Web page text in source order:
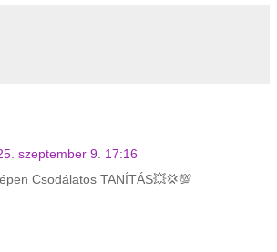
szeptember 9. 17:16
Csodálatos TANÍTÁS💥💢💯